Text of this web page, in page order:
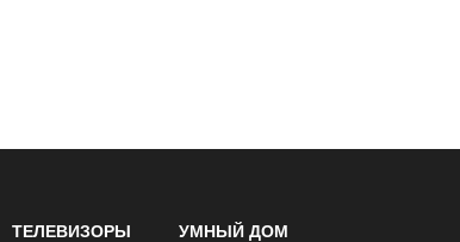
ТЕЛЕВИЗОРЫ УМНЫЙ ДОМ